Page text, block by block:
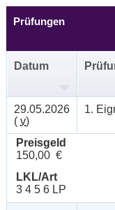
Prüfungen
Datum
29.05.2026
( v)
1.
Preisgeld
150,00 €
LKL/Art
3 4 5 6 LP